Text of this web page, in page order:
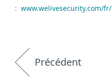
: www.welivesecurity.com/fr/
Précédent